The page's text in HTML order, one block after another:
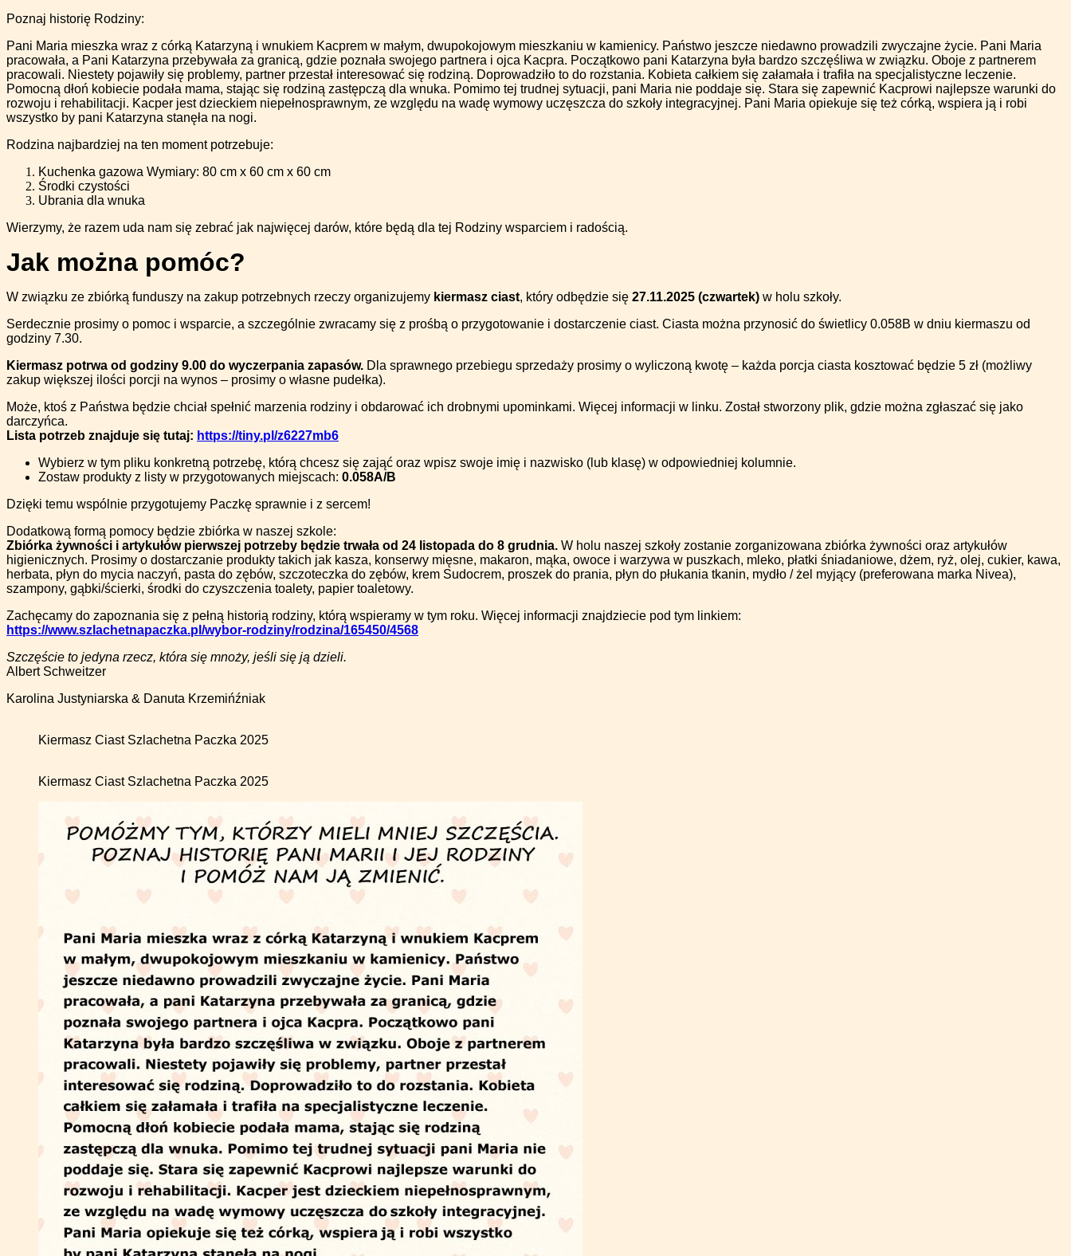
Poznaj historię Rodziny:
Pani Maria mieszka wraz z córką Katarzyną i wnukiem Kacprem w małym, dwupokojowym mieszkaniu w kamienicy. Państwo jeszcze niedawno prowadzili zwyczajne życie. Pani Maria
pracowała, a Pani Katarzyna przebywała za granicą, gdzie poznała swojego partnera i ojca Kacpra. Początkowo pani Katarzyna była bardzo szczęśliwa w związku. Oboje z partnerem
pracowali. Niestety pojawiły się problemy, partner przestał interesować się rodziną. Doprowadziło to do rozstania. Kobieta całkiem się załamała i trafiła na specjalistyczne leczenie.
Pomocną dłoń kobiecie podała mama, stając się rodziną zastępczą dla wnuka. Pomimo tej trudnej sytuacji, pani Maria nie poddaje się. Stara się zapewnić Kacprowi najlepsze warunki do
rozwoju i rehabilitacji. Kacper jest dzieckiem niepełnosprawnym, ze względu na wadę wymowy uczęszcza do szkoły integracyjnej. Pani Maria opiekuje się też córką, wspiera ją i robi
wszystko by pani Katarzyna stanęła na nogi.
Rodzina najbardziej na ten moment potrzebuje:
Kuchenka gazowa Wymiary: 80 cm x 60 cm x 60 cm
Środki czystości
Ubrania dla wnuka
Wierzymy, że razem uda nam się zebrać jak najwięcej darów, które będą dla tej Rodziny wsparciem i radością.
Jak można pomóc?
W związku ze zbiórką funduszy na zakup potrzebnych rzeczy organizujemy kiermasz ciast, który odbędzie się 27.11.2025 (czwartek) w holu szkoły.
Serdecznie prosimy o pomoc i wsparcie, a szczególnie zwracamy się z prośbą o przygotowanie i dostarczenie ciast. Ciasta można przynosić do świetlicy 0.058B w dniu kiermaszu od
godziny 7.30.
Kiermasz potrwa od godziny 9.00 do wyczerpania zapasów. Dla sprawnego przebiegu sprzedaży prosimy o wyliczoną kwotę – każda porcja ciasta kosztować będzie 5 zł (możliwy
zakup większej ilości porcji na wynos – prosimy o własne pudełka).
Może, ktoś z Państwa będzie chciał spełnić marzenia rodziny i obdarować ich drobnymi upominkami. Więcej informacji w linku. Został stworzony plik, gdzie można zgłaszać się jako
darczyńca.
Lista potrzeb znajduje się tutaj: https://tiny.pl/z6227mb6
Wybierz w tym pliku konkretną potrzebę, którą chcesz się zająć oraz wpisz swoje imię i nazwisko (lub klasę) w odpowiedniej kolumnie.
Zostaw produkty z listy w przygotowanych miejscach: 0.058A/B
Dzięki temu wspólnie przygotujemy Paczkę sprawnie i z sercem!
Dodatkową formą pomocy będzie zbiórka w naszej szkole:
Zbiórka żywności i artykułów pierwszej potrzeby będzie trwała od 24 listopada do 8 grudnia. W holu naszej szkoły zostanie zorganizowana zbiórka żywności oraz artykułów
higienicznych. Prosimy o dostarczanie produkty takich jak kasza, konserwy mięsne, makaron, mąka, owoce i warzywa w puszkach, mleko, płatki śniadaniowe, dżem, ryż, olej, cukier, kawa,
herbata, płyn do mycia naczyń, pasta do zębów, szczoteczka do zębów, krem Sudocrem, proszek do prania, płyn do płukania tkanin, mydło / żel myjący (preferowana marka Nivea),
szampony, gąbki/ścierki, środki do czyszczenia toalety, papier toaletowy.
Zachęcamy do zapoznania się z pełną historią rodziny, którą wspieramy w tym roku. Więcej informacji znajdziecie pod tym linkiem:
https://www.szlachetnapaczka.pl/wybor-rodziny/rodzina/165450/4568
Szczęście to jedyna rzecz, która się mnoży, jeśli się ją dzieli.
Albert Schweitzer
Karolina Justyniarska & Danuta Krzemińźniak
Kiermasz Ciast Szlachetna Paczka 2025
Kiermasz Ciast Szlachetna Paczka 2025